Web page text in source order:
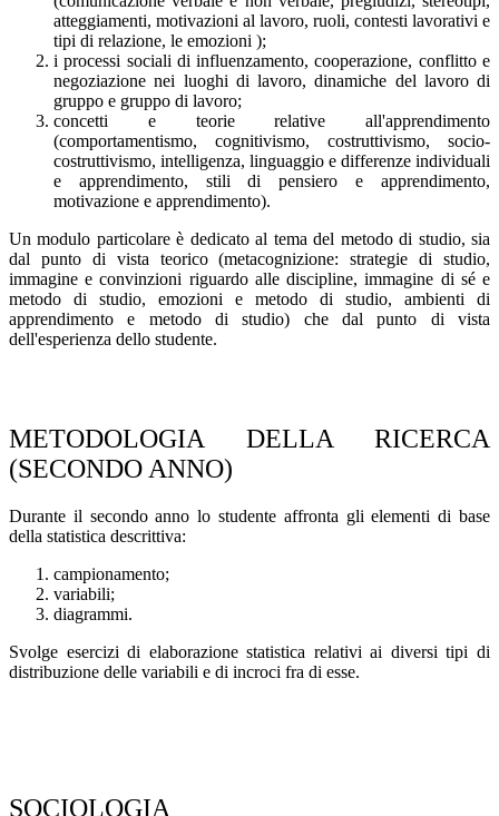
atteggiamenti, motivazioni al lavoro, ruoli, contesti lavorativi e
tipi di relazione, le emozioni );
i processi sociali di influenzamento, cooperazione, conflitto e
negoziazione nei luoghi di lavoro, dinamiche del lavoro di
gruppo e gruppo di lavoro;
concetti e teorie relative all'apprendimento
(comportamentismo, cognitivismo, costruttivismo, socio-
costruttivismo, intelligenza, linguaggio e differenze individuali
e apprendimento, stili di pensiero e apprendimento,
motivazione e apprendimento).
Un modulo particolare è dedicato al tema del metodo di studio, sia
dal punto di vista teorico (metacognizione: strategie di studio,
immagine e convinzioni riguardo alle discipline, immagine di sé e
metodo di studio, emozioni e metodo di studio, ambienti di
apprendimento e metodo di studio) che dal punto di vista
dell'esperienza dello studente.
METODOLOGIA DELLA RICERCA
(SECONDO ANNO)
Durante il secondo anno lo studente affronta gli elementi di base
della statistica descrittiva:
campionamento;
variabili;
diagrammi.
Svolge esercizi di elaborazione statistica relativi ai diversi tipi di
distribuzione delle variabili e di incroci fra di esse.
SOCIOLOGIA